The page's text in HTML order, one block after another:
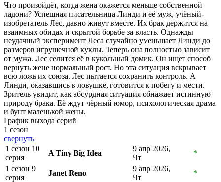
Что произойдёт, когда жена окажется меньше собственной
ладони? Успешная писательница Линди и её муж, учёный-
изобретатель Лес, давно живут вместе. Их брак держится на
взаимных обидах и скрытой борьбе за власть. Однажды
неудачный эксперимент Леса случайно уменьшает Линди до
размеров игрушечной куклы. Теперь она полностью зависит
от мужа. Лес селится её в кукольный домик. Он ищет способ
вернуть жене нормальный рост. Но эта ситуация вскрывает
всю ложь их союза. Лес пытается сохранить контроль. А
Линди, оказавшись в ловушке, готовится к побегу и мести.
Зритель увидит, как абсурдная ситуация обнажает истинную
природу брака. Её ждут чёрный юмор, психологическая драма
и бунт маленькой жены.
График выхода серий
1 сезон
свернуть
1 сезон 10
серия
A Tiny Big Idea
9 апр 2026,
Чт
*
1 сезон 9
серия
Janet Reno
9 апр 2026,
Чт
*